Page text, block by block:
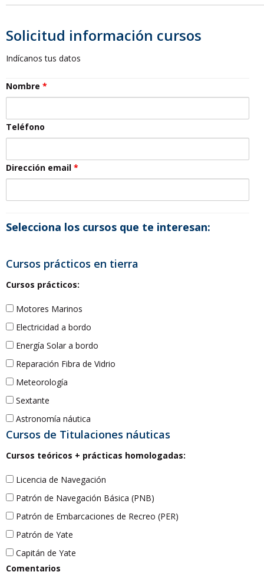
Solicitud información cursos
Indícanos tus datos
Nombre *
Teléfono
Dirección email *
Selecciona los cursos que te interesan:
Cursos prácticos en tierra
Cursos prácticos:
Motores Marinos
Electricidad a bordo
Energía Solar a bordo
Reparación Fibra de Vidrio
Meteorología
Sextante
Astronomía náutica
Cursos de Titulaciones náuticas
Cursos teóricos + prácticas homologadas:
Licencia de Navegación
Patrón de Navegación Básica (PNB)
Patrón de Embarcaciones de Recreo (PER)
Patrón de Yate
Capitán de Yate
Comentarios